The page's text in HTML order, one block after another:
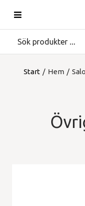
Start / Hem /